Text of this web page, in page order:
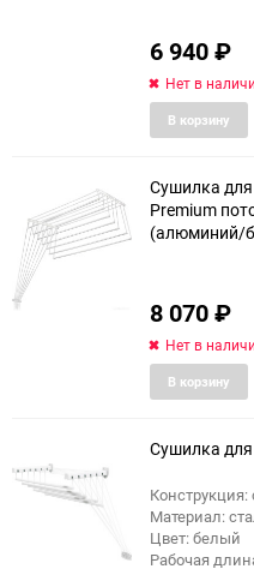
6 940₽
Нет в
В корзину
еще 7 фото
Сушилка
Premium
(алюминий/
8 070₽
Нет в
В корзину
Сушилка
Материал:
Цвет: белый
Рабочая